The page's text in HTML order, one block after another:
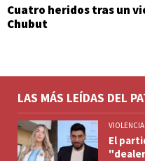
Cuatro heridos tras un
Chubut
LAS MÁS LEÍDAS DEL
El